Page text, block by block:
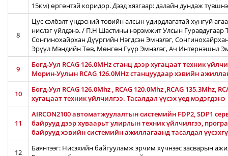
15км) өргөнтэй коридор. Дээд хязгаар: далайн дундаж
8
Цус сэлбэлт үндэсний төвийн алсын удирдлагатай хүнгүй
нислэг үйлдэнэ. / П.Н Шастины нэрэмжит Улсын Гуравдугаар
Сонгинохайрхан Дүүргийн Нэгдсэн Эмнэлэг,
Эрүүл Мэндийн Төв, Мөнгөн Гүүр Эмнэлэг, Ач Интернэшнл
9
Богд-Уул RCAG 126.0MHz станц дээр хугацаат техник
Морин-Уулын RCAG 126.0MHz станцуудаар хэвийн
10
Богд-Уул RCAG 126.0Mhz , RCAG 120.0Mhz ,RCAG 135.3Mhz,
хугацаат техник үйлчилгээ. Тасалдал үүсэх үед мэдэгдэнэ
11
AIRCON2100 автоматжуулалтын системийн FDP2, SDP1
байрууд дээр хуваарьт улирлын техник үйлчилгээ,
байрууд хэвийн системийн ажиллагаанд тасалдал
12
Баянтээг: Нисэхийн байгууламж эрчим хүчнээс засварын